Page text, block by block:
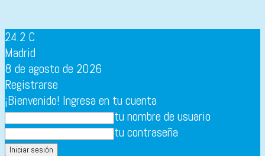
24.2 C
Madrid
8 de agosto de 2026
Registrarse
¡Bienvenido! Ingresa en tu cuenta
tu nombre de usuario
tu contraseña